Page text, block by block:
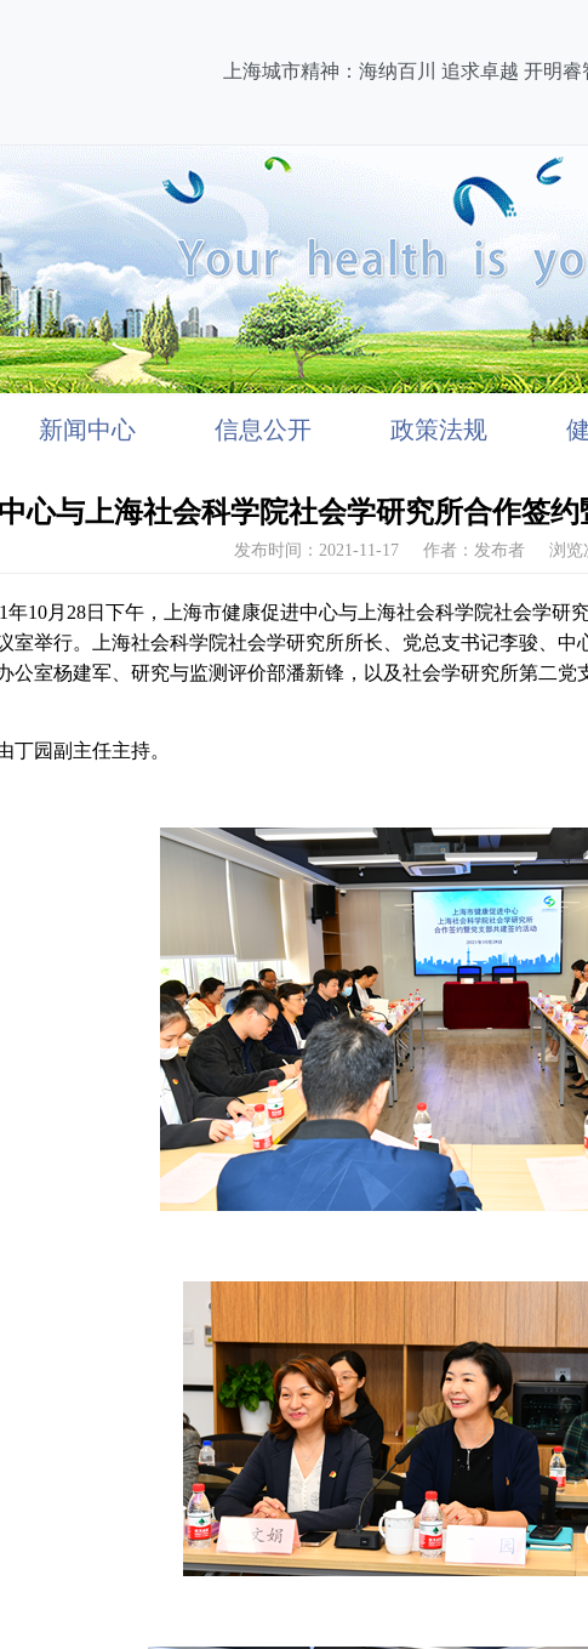
上海城市精神：海纳百川 追求卓越 开明
新闻中心 信息公开 政策法规
中心与上海社会科学院社会学研究所合作签
发布时间：2021-11-17 作者：发布者 浏览
年10月28日下午，上海市健康促进中心与上海社会科学院社会学
室举行。上海社会科学院社会学研究所所长、党总支书记李骏、中
公室杨建军、研究与监测评价部潘新锋，以及社会学研究所第二党
丁园副主任主持。